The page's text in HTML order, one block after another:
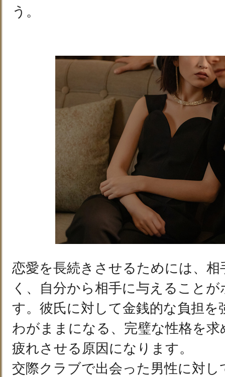
う。
恋愛を長続きさせるためには、
く、自分から相手に与えること
す。彼氏に対して金銭的な負担を
わがままになる、完璧な性格を
疲れさせる原因になります。
交際クラブで出会った男性に対し